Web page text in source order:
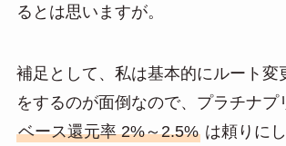
るとは思いますが。
補足として、私は基本的にルート変
をするのが面倒なので、プラチナプ
ベース還元率 2%～2.5%は頼りにし